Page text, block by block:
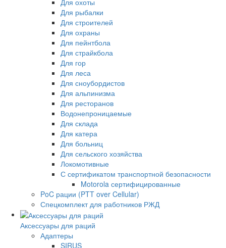
Для рыбалки
Для строителей
Для охраны
Для пейнтбола
Для страйкбола
Для гор
Для леса
Для сноубордистов
Для альпинизма
Для ресторанов
Водонепроницаемые
Для склада
Для катера
Для больниц
Для сельского хозяйства
Локомотивные
С сертификатом транспортной безопасности
Motorola сертифицированные
PoC рации (PTT over Cellular)
Спецкомплект для работников РЖД
Аксессуары для раций
Адаптеры
SIRUS